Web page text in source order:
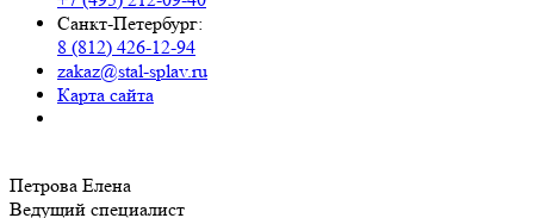
Санкт-Петербург:
8 (812) 426-12-94
zakaz@stal-splav.ru
Карта сайта
Петрова Елена
Ведущий специалист